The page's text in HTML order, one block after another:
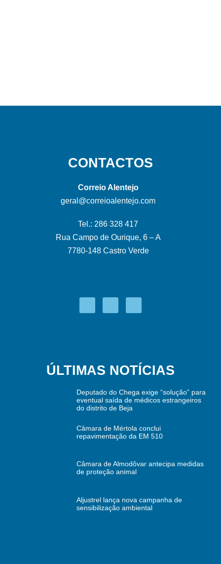
CONTACTOS
Correio Alentejo
geral@correioalentejo.com
Tel.: 286 328 417
Rua Campo de Ourique, 6 – A
7780-148 Castro Verde
ÚLTIMAS NOTÍCIAS
Deputado do Chega exige “solução” para
eventual saída de médicos estrangeiros
do distrito de Beja
Câmara de Mértola conclui
repavimentação da EM 510
Câmara de Almodôvar antecipa medidas
de proteção animal
Aljustrel lança nova campanha de
sensibilização ambiental